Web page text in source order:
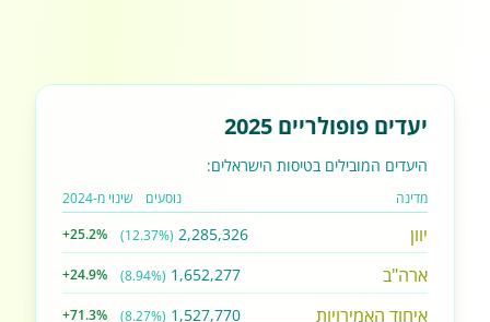
יעדים פופולריים 2025
היעדים המובילים בטיסות הישראלים:
מדינה נוסעים שינוי מ-2024
יוון 2,285,326
(12.37%)
+25.2%
ארה"ב 1,652,277
(8.94%)
+24.9%
איחוד האמירויות 1,527,770
(8.27%)
+71.3%